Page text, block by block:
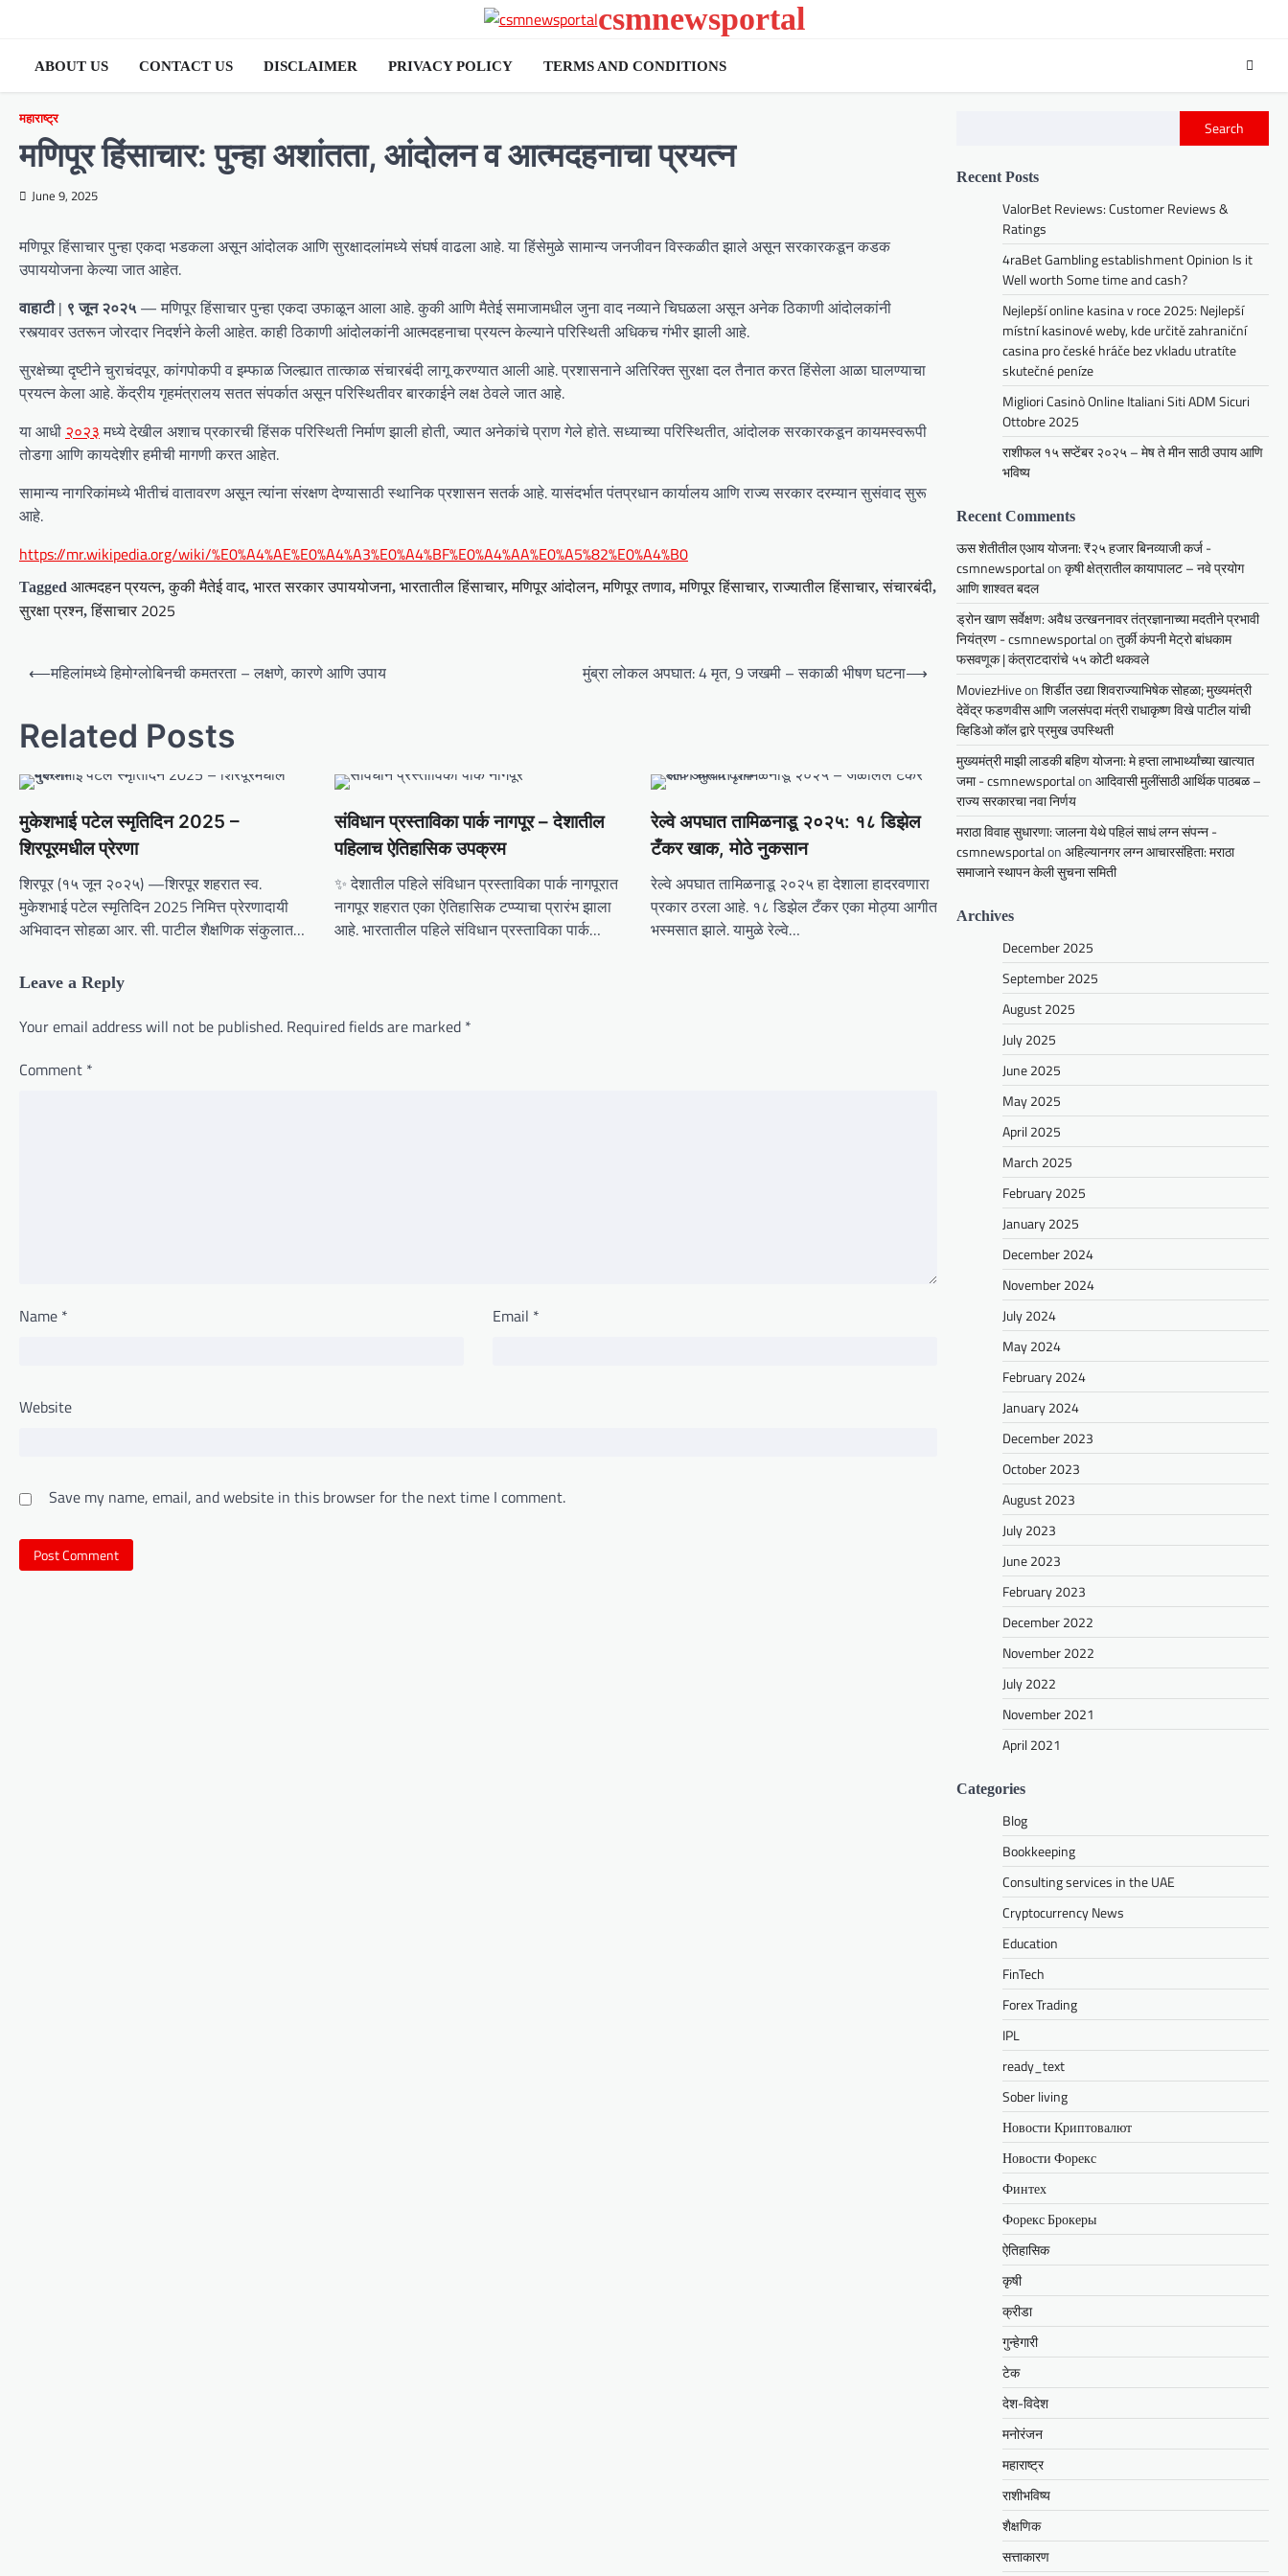
content
csmnewsportal
ABOUT US CONTACT US DISCLAIMER PRIVACY POLICY TERMS AND CONDITIONS
महाराष्ट्र
मणिपूर हिंसाचार: पुन्हा अशांतता, आंदोलन व आत्मदहनाचा प्रयत्न
June 9, 2025
मणिपूर हिंसाचार पुन्हा एकदा भडकला असून आंदोलक आणि सुरक्षादलांमध्ये संघर्ष वाढला आहे. या हिंसेमुळे सामान्य जनजीवन विस्कळीत झाले असून सरकारकडून कडक
उपाययोजना केल्या जात आहेत.
वाहाटी | ९ जून २०२५— मणिपूर हिंसाचार पुन्हा एकदा उफाळून आला आहे. कुकी आणि मैतेई समाजामधील जुना वाद नव्याने चिघळला असून अनेक ठिकाणी आंदोलकांनी
रस्त्यावर उतरून जोरदार निदर्शने केली आहेत. काही ठिकाणी आंदोलकांनी आत्मदहनाचा प्रयत्न केल्याने परिस्थिती अधिकच गंभीर झाली आहे.
सुरक्षेच्या दृष्टीने चुराचंदपूर, कांगपोकपी व इम्फाळ जिल्ह्यात तात्काळ संचारबंदी लागू करण्यात आली आहे. प्रशासनाने अतिरिक्त सुरक्षा दल तैनात करत हिंसेला आळा घालण्याचा
प्रयत्न केला आहे. केंद्रीय गृहमंत्रालय सतत संपर्कात असून परिस्थितीवर बारकाईने लक्ष ठेवले जात आहे.
या आधी २०२३मध्ये देखील अशाच प्रकारची हिंसक परिस्थिती निर्माण झाली होती, ज्यात अनेकांचे प्राण गेले होते. सध्याच्या परिस्थितीत, आंदोलक सरकारकडून कायमस्वरूपी
तोडगा आणि कायदेशीर हमीची मागणी करत आहेत.
सामान्य नागरिकांमध्ये भीतीचं वातावरण असून त्यांना संरक्षण देण्यासाठी स्थानिक प्रशासन सतर्क आहे. यासंदर्भात पंतप्रधान कार्यालय आणि राज्य सरकार दरम्यान सुसंवाद सुरू
आहे.
https://mr.wikipedia.org/wiki/%E0%A4%AE%E0%A4%A3%E0%A4%BF%E0%A4%AA%E0%A5%82%E0%A4%B0
Tagged आत्मदहन प्रयत्न,कुकी मैतेई वाद, भारत सरकार उपाययोजना, भारतातील हिंसाचार,मणिपूर आंदोलन,मणिपूर तणाव,मणिपूर हिंसाचार,राज्यातील हिंसाचार,संचारबंदी,
सुरक्षा प्रश्न,हिंसाचार 2025
s
t
n
a
v
i
g
a
i
o
⟵महिलांमध्ये हिमोग्लोबिनची कमतरता – लक्षणे, कारणे आणि उपाय मुंब्रा लोकल अपघात: 4 मृत, 9 जखमी – सकाळी भीषण घटना⟶
Related Posts
मुकेशभाई पटेल स्मृतिदिन 2025 –
शिरपूरमधील प्रेरणा
शिरपूर (१५ जून २०२५) —शिरपूर शहरात स्व.
मुकेशभाई पटेल स्मृतिदिन 2025 निमित्त प्रेरणादायी
अभिवादन सोहळा आर. सी. पाटील शैक्षणिक संकुलात…
संविधान प्रस्ताविका पार्क नागपूर – देशातील
पहिलाच ऐतिहासिक उपक्रम
✨ देशातील पहिले संविधान प्रस्ताविका पार्क नागपूरात
नागपूर शहरात एका ऐतिहासिक टप्प्याचा प्रारंभ झाला
आहे. भारतातील पहिले संविधान प्रस्ताविका पार्क…
रेल्वे अपघात तामिळनाडू २०२५: १८ डिझेल
टँकर खाक, मोठे नुकसान
रेल्वे अपघात तामिळनाडू २०२५ हा देशाला हादरवणारा
प्रकार ठरला आहे. १८ डिझेल टँकर एका मोठ्या आगीत
भस्मसात झाले. यामुळे रेल्वे…
Leave a Reply
Your email address will not be published. Required fields are marked *
Comment *
Name * Email *
Website
Save my name, email, and website in this browser for the next time I comment.
Search
Recent Posts
ValorBet Reviews: Customer Reviews &
Ratings
4raBet Gambling establishment Opinion Is it
Well worth Some time and cash?
Nejlepší online kasina v roce 2025: Nejlepší
místní kasinové weby, kde určitě zahraniční
casina pro české hráče bez vkladu utratíte
skutečné peníze
Migliori Casinò Online Italiani Siti ADM Sicuri
Ottobre 2025
राशीफल १५ सप्टेंबर २०२५ – मेष ते मीन साठी उपाय आणि
भविष्य
Recent Comments
ऊस शेतीतील एआय योजना: ₹२५ हजार बिनव्याजी कर्ज -
csmnewsportalonकृषी क्षेत्रातील कायापालट – नवे प्रयोग
आणि शाश्वत बदल
ड्रोन खाण सर्वेक्षण: अवैध उत्खननावर तंत्रज्ञानाच्या मदतीने प्रभावी
नियंत्रण - csmnewsportalonतुर्की कंपनी मेट्रो बांधकाम
फसवणूक | कंत्राटदारांचे ५५ कोटी थकवले
MoviezHiveonशिर्डीत उद्या शिवराज्याभिषेक सोहळा; मुख्यमंत्री
देवेंद्र फडणवीस आणि जलसंपदा मंत्री राधाकृष्ण विखे पाटील यांची
व्हिडिओ कॉल द्वारे प्रमुख उपस्थिती
मुख्यमंत्री माझी लाडकी बहिण योजना: मे हप्ता लाभार्थ्यांच्या खात्यात
जमा - csmnewsportalonआदिवासी मुलींसाठी आर्थिक पाठबळ –
राज्य सरकारचा नवा निर्णय
मराठा विवाह सुधारणा: जालना येथे पहिलं साधं लग्न संपन्न -
csmnewsportalonअहिल्यानगर लग्न आचारसंहिता: मराठा
समाजाने स्थापन केली सुचना समिती
Archives
December 2025
September 2025
August 2025
July 2025
June 2025
May 2025
April 2025
March 2025
February 2025
January 2025
December 2024
November 2024
July 2024
May 2024
February 2024
January 2024
December 2023
October 2023
August 2023
July 2023
June 2023
February 2023
December 2022
November 2022
July 2022
November 2021
April 2021
Categories
Blog
Bookkeeping
Consulting services in the UAE
Cryptocurrency News
Education
FinTech
Forex Trading
IPL
ready_text
Sober living
Новости Криптовалют
Новости Форекс
Финтех
Форекс Брокеры
ऐतिहासिक
कृषी
क्रीडा
गुन्हेगारी
टेक
देश-विदेश
मनोरंजन
महाराष्ट्र
राशीभविष्य
शैक्षणिक
सत्ताकारण